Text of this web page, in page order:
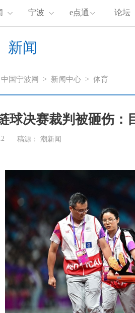
宁波 e点通 论坛
新闻
中国宁波网 > 新闻中心 > 体育
球决赛裁判被砸伤：
稿源： 潮新闻